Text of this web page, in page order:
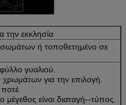
την εκκλησία
σωμάτων ή τοποθετημένο σε
γυαλιού.
για την επιλογή.
είναι διαταγή--τύπος.